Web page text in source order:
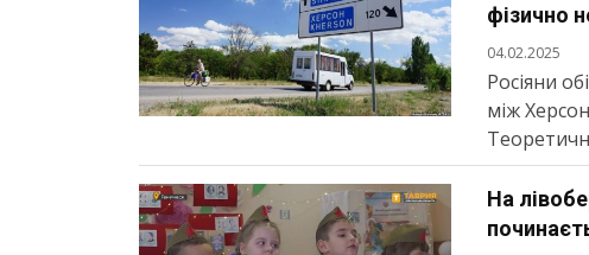
фізично
04.02.2025
Росіяни
між
На